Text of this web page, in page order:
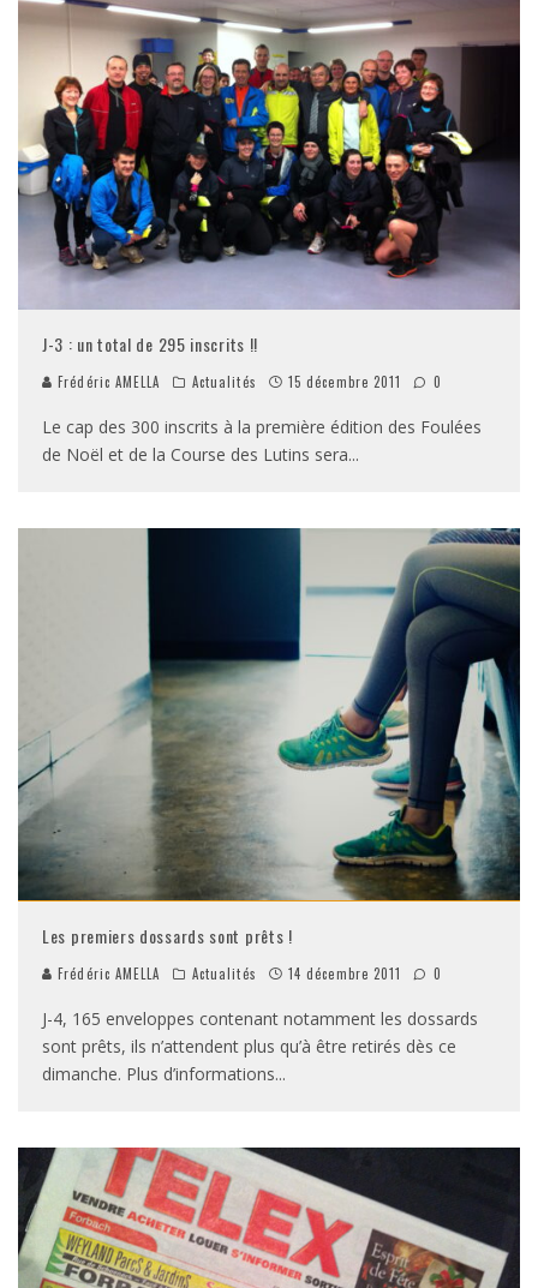
J-3 : un total de 295 inscrits !!
Frédéric AMELLA Actualités 15 décembre 2011 0
Le cap des 300 inscrits à la première édition des Foulées
de Noël et de la Course des Lutins sera...
Les premiers dossards sont prêts !
Frédéric AMELLA Actualités 14 décembre 2011 0
J-4, 165 enveloppes contenant notamment les dossards
sont prêts, ils n’attendent plus qu’à être retirés dès ce
dimanche. Plus d’informations...